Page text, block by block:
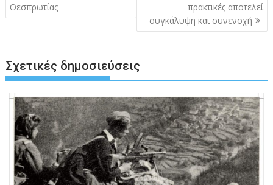
Θεσπρωτίας
πρακτικές αποτελεί
συγκάλυψη και συνενοχή
Σχετικές δημοσιεύσεις